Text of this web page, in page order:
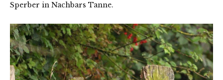
Sperber in Nachbars Tanne.